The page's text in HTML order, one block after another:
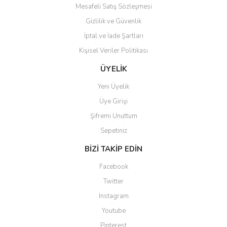
Gönder
Mesafeli Satış Sözleşmesi
Gizlilik ve Güvenlik
İptal ve İade Şartları
Kişisel Veriler Politikası
ÜYELİK
Yeni Üyelik
Üye Girişi
Şifremi Unuttum
Sepetiniz
BİZİ TAKİP EDİN
Facebook
Twitter
Instagram
Youtube